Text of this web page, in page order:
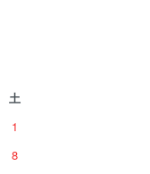
土
1
8